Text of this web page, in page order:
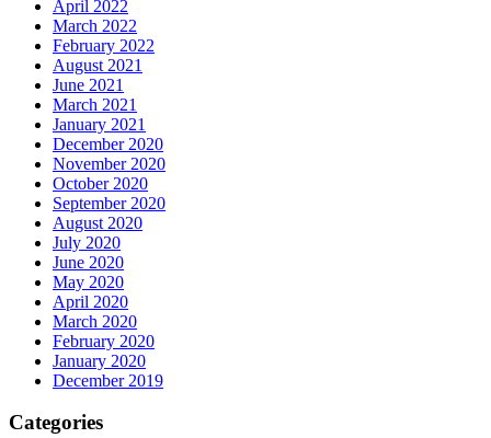
April 2022
March 2022
February 2022
August 2021
June 2021
March 2021
January 2021
December 2020
November 2020
October 2020
September 2020
August 2020
July 2020
June 2020
May 2020
April 2020
March 2020
February 2020
January 2020
December 2019
Categories